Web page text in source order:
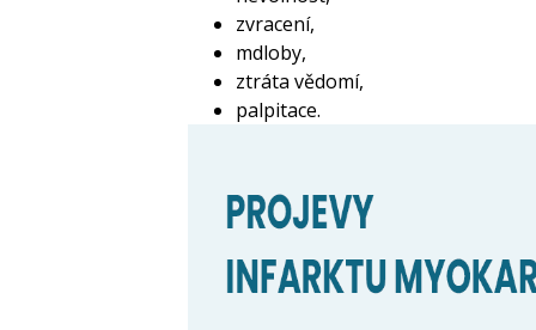
zvracení,
mdloby,
ztráta vědomí,
palpitace.